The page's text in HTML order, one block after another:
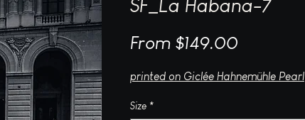
SF_La Habana-7
From $149.00
printed on Giclée Hahnemühle Pearl
Size *